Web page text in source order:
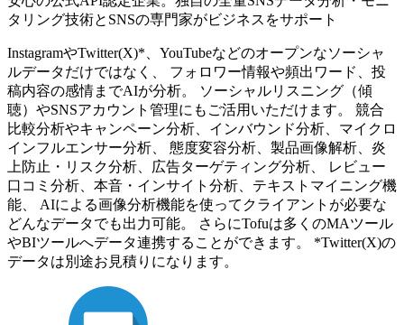
タリング技術とSNSの専門家がビジネスをサポート
InstagramやTwitter(X)*、YouTubeなどのオープンなソーシャ
ルデータだけではなく、 フォロワー情報や頻出ワード、投
稿内容の感情までAIが分析。 ソーシャルリスニング（傾
聴）やSNSアカウント管理にもご活用いただけます。 競合
比較分析やキャンペーン分析、インバウンド分析、マイクロ
インフルエンサー分析、 態度変容分析、製品画像解析、炎
上防止・リスク分析、広告ターゲティング分析、 レビュー
口コミ分析、本音・インサイト分析、テキストマイニング機
能、 AIによる画像分析機能を使ってクライアントが必要な
どんなデータでも出力可能。 さらにTofuは多くのMAツール
やBIツールへデータ連携することができます。 *Twitter(X)の
データは別途お見積りになります。